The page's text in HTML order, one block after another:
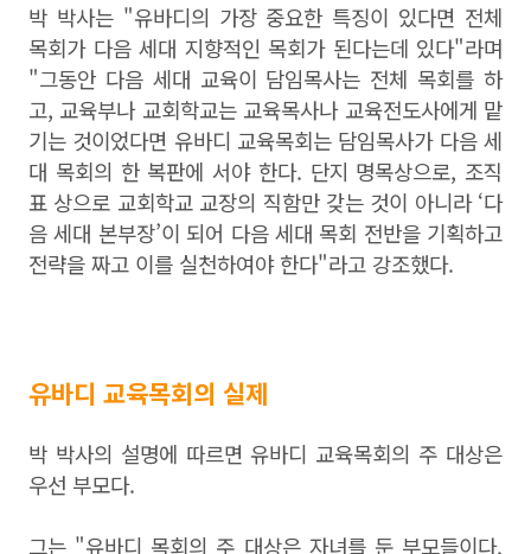
박 박사는 "유바디의 가장 중요한 특징이 있다면 전체
목회가 다음 세대 지향적인 목회가 된다는데 있다"라며
"그동안 다음 세대 교육이 담임목사는 전체 목회를 하
고, 교육부나 교회학교는 교육목사나 교육전도사에게 맡
기는 것이었다면 유바디 교육목회는 담임목사가 다음 세
대 목회의 한 복판에 서야 한다. 단지 명목상으로, 조직
표 상으로 교회학교 교장의 직함만 갖는 것이 아니라‘다
음 세대 본부장’이 되어 다음 세대 목회 전반을 기획하고
전략을 짜고 이를 실천하여야 한다"라고 강조했다.
유바디 교육목회의 실제
박 박사의 설명에 따르면 유바디 교육목회의 주 대상은
우선 부모다.
그는 "유바디 목회의 주 대상은 자녀를 둔 부모들이다.